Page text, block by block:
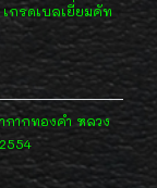
กรดเบลเยี่ยมคัท
ากทองคำ หลวง